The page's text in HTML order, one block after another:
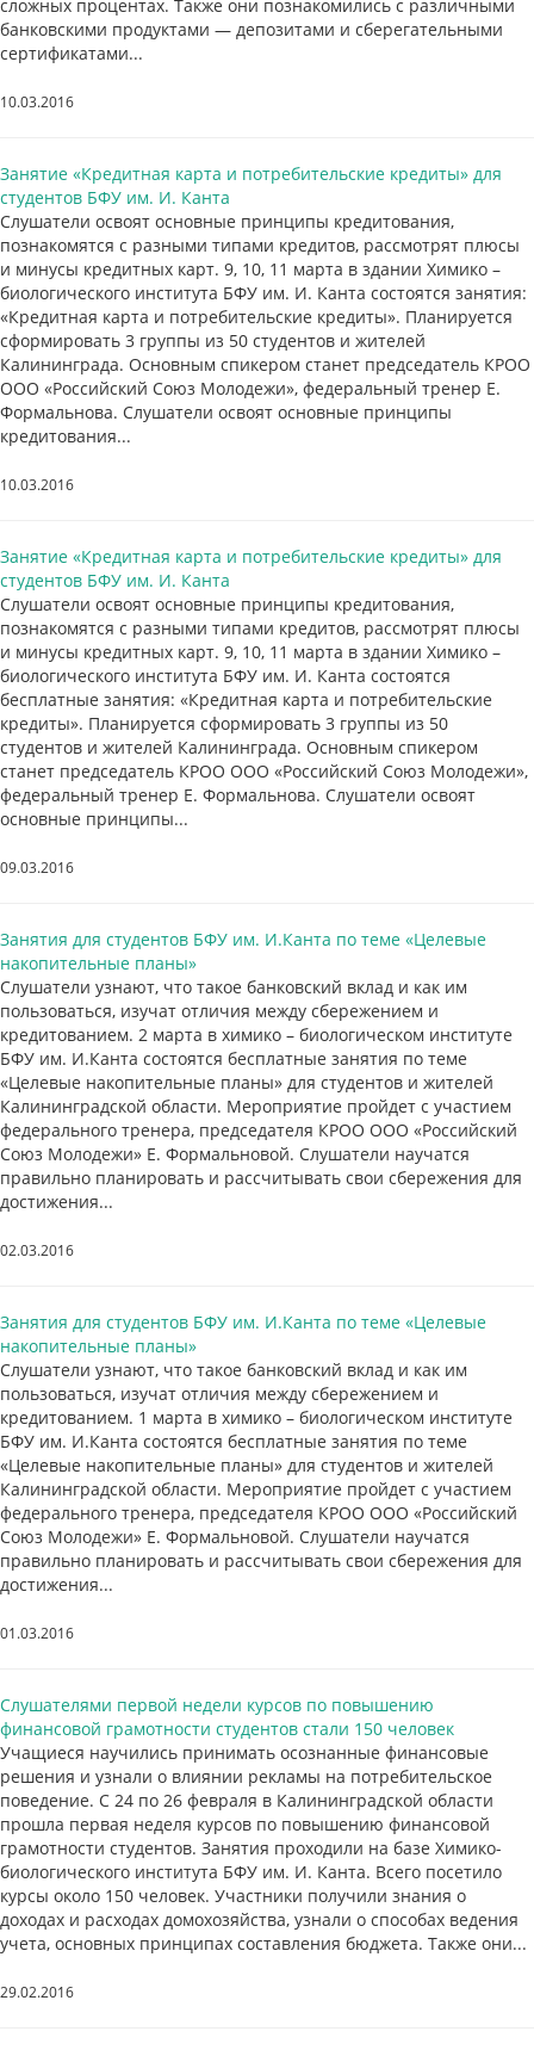
сложных процентах. Также они познакомились с различными
банковскими продуктами — депозитами и сберегательными
сертификатами...
10.03.2016
Занятие «Кредитная карта и потребительские кредиты» для
студентов БФУ им. И. Канта
Слушатели освоят основные принципы кредитования,
познакомятся с разными типами кредитов, рассмотрят плюсы
и минусы кредитных карт. 9, 10, 11 марта в здании Химико –
биологического института БФУ им. И. Канта состоятся занятия:
«Кредитная карта и потребительские кредиты». Планируется
сформировать 3 группы из 50 студентов и жителей
Калининграда. Основным спикером станет председатель КРОО
ООО «Российский Союз Молодежи», федеральный тренер Е.
Формальнова. Слушатели освоят основные принципы
кредитования...
10.03.2016
Занятие «Кредитная карта и потребительские кредиты» для
студентов БФУ им. И. Канта
Слушатели освоят основные принципы кредитования,
познакомятся с разными типами кредитов, рассмотрят плюсы
и минусы кредитных карт. 9, 10, 11 марта в здании Химико –
биологического института БФУ им. И. Канта состоятся
бесплатные занятия: «Кредитная карта и потребительские
кредиты». Планируется сформировать 3 группы из 50
студентов и жителей Калининграда. Основным спикером
станет председатель КРОО ООО «Российский Союз Молодежи»,
федеральный тренер Е. Формальнова. Слушатели освоят
основные принципы...
09.03.2016
Занятия для студентов БФУ им. И.Канта по теме «Целевые
накопительные планы»
Слушатели узнают, что такое банковский вклад и как им
пользоваться, изучат отличия между сбережением и
кредитованием. 2 марта в химико – биологическом институте
БФУ им. И.Канта состоятся бесплатные занятия по теме
«Целевые накопительные планы» для студентов и жителей
Калининградской области. Мероприятие пройдет с участием
федерального тренера, председателя КРОО ООО «Российский
Союз Молодежи» Е. Формальновой. Слушатели научатся
правильно планировать и рассчитывать свои сбережения для
достижения...
02.03.2016
Занятия для студентов БФУ им. И.Канта по теме «Целевые
накопительные планы»
Слушатели узнают, что такое банковский вклад и как им
пользоваться, изучат отличия между сбережением и
кредитованием. 1 марта в химико – биологическом институте
БФУ им. И.Канта состоятся бесплатные занятия по теме
«Целевые накопительные планы» для студентов и жителей
Калининградской области. Мероприятие пройдет с участием
федерального тренера, председателя КРОО ООО «Российский
Союз Молодежи» Е. Формальновой. Слушатели научатся
правильно планировать и рассчитывать свои сбережения для
достижения...
01.03.2016
Слушателями первой недели курсов по повышению
финансовой грамотности студентов стали 150 человек
Учащиеся научились принимать осознанные финансовые
решения и узнали о влиянии рекламы на потребительское
поведение. С 24 по 26 февраля в Калининградской области
прошла первая неделя курсов по повышению финансовой
грамотности студентов. Занятия проходили на базе Химико-
биологического института БФУ им. И. Канта. Всего посетило
курсы около 150 человек. Участники получили знания о
доходах и расходах домохозяйства, узнали о способах ведения
учета, основных принципах составления бюджета. Также они...
29.02.2016